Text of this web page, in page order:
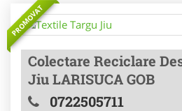
PROMOVAT
Colectare Reciclare
Jiu LARISUCA GOB
0722505711